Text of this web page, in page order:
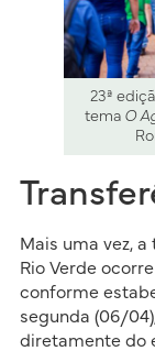
23ª
temaO
Mais uma vez,
Rio Verde
conforme
segunda (06/
diretamente do